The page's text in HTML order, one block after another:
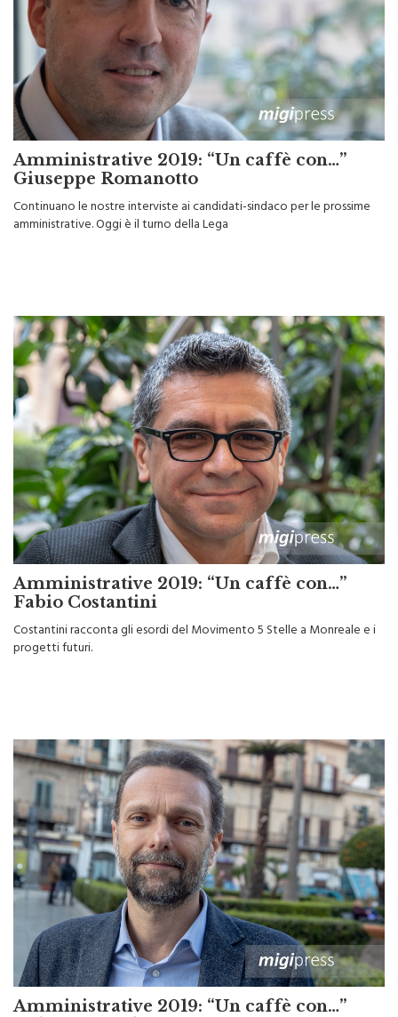
Amministrative 2019: “Un caffè con…”
Giuseppe Romanotto
Continuano le nostre interviste ai candidati-sindaco per le prossime
amministrative. Oggi è il turno della Lega
Amministrative 2019: “Un caffè con…”
Fabio Costantini
Costantini racconta gli esordi del Movimento 5 Stelle a Monreale e i
progetti futuri.
Amministrative 2019: “Un caffè con…”
Roberto Gambino